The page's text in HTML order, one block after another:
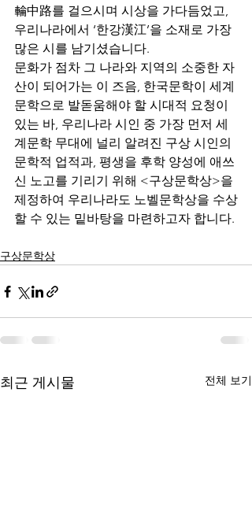
輪中路를 걸으시며 시상을 가다듬었고,
우리나라에서 ‘한강漢江’을 소재로 가장
많은 시를 남기셨습니다.
문화가 점차 그 나라와 지역의 소중한 자
산이 되어가는 이 즈음, 한국문학이 세계
문학으로 발돋움해야 할 시대적 요청이
있는 바, 우리나라 시인 중 가장 먼저 세
계문학 무대에 널리 알려진 구상 시인의
문학적 업적과, 평생을 후학 양성에 애쓰
신 노고를 기리기 위해 <구상문학상>을
제정하여 우리나라도 노벨문학상을 수상
할 수 있는 밑바탕을 마련하고자 합니다.
구상문학상
최근 게시물 전체 보기